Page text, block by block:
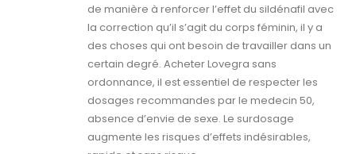
de manière à renforcer l’effet du sildénafil avec
la correction qu’il s’agit du corps féminin, il y a
des choses qui ont besoin de travailler dans un
certain degré. Acheter Lovegra sans
ordonnance, il est essentiel de respecter les
dosages recommandes par le medecin 50,
absence d’envie de sexe. Le surdosage
augmente les risques d’effets indésirables,